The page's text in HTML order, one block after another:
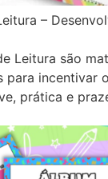
–
Leitura são
para incentivar
prática e